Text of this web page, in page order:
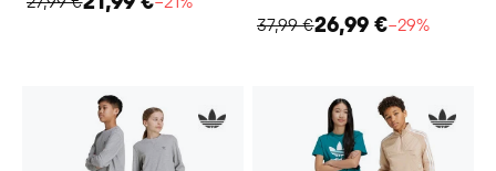
37,99 €26,99 €−29%